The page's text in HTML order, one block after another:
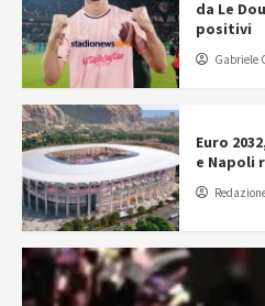
da Le
positivi
Gabriele
Euro
e Napoli